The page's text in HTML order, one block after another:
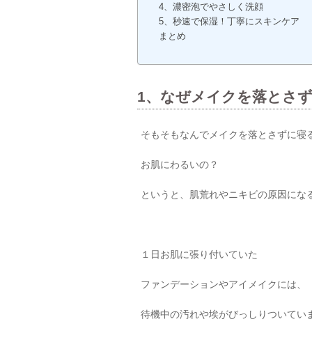
4、濃密泡でやさしく洗顔
5、秒速で保湿！丁寧にスキンケア
まとめ
1、なぜメイクを落とさ
そもそもなんでメイクを落とさずに寝
お肌にわるいの？
というと、肌荒れやニキビの原因にな
１日お肌に張り付いていた
ファンデーションやアイメイクには、
待機中の汚れや埃がびっしりついてい